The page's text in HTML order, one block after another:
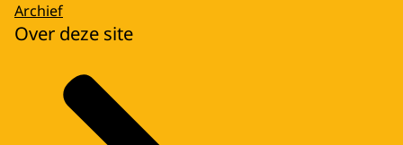
Archief
Over deze site